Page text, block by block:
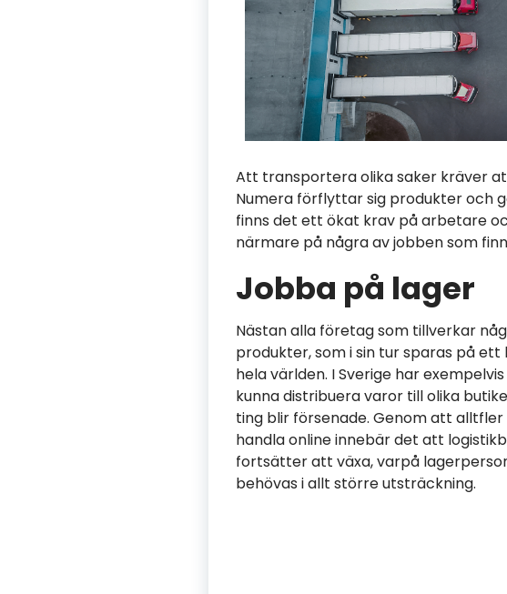
Att transportera olika saker kräver
Numera förflyttar sig produkter och
finns det ett ökat krav på arbetare
närmare på några av jobben som
Jobba på lager
Nästan alla företag som tillverkar
produkter, som i sin tur sparas på
hela världen. I Sverige har
kunna distribuera varor till olika
ting blir försenade. Genom att
handla online innebär det att
fortsätter att växa, varpå
behövas i allt större utsträckning.